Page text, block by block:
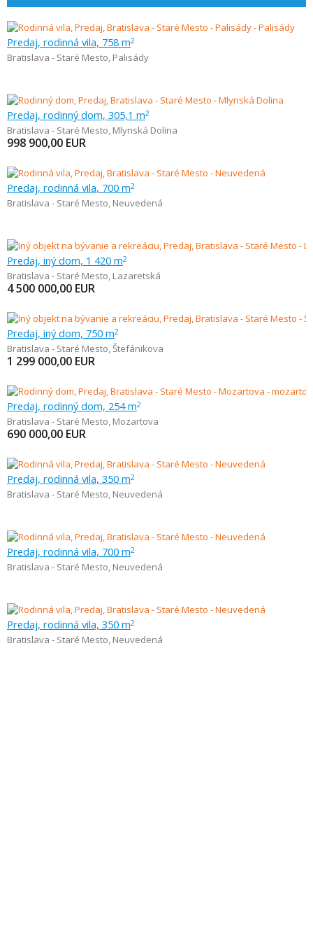
Predaj, rodinná vila, 758 m2
Bratislava - Staré Mesto, Palisády
Predaj, rodinný dom, 305,1 m2
Bratislava - Staré Mesto, Mlynská Dolina
998 900,00 EUR
Predaj, rodinná vila, 700 m2
Bratislava - Staré Mesto, Neuvedená
Predaj, iný dom, 1 420 m2
Bratislava - Staré Mesto, Lazaretská
4 500 000,00 EUR
Predaj, iný dom, 750 m2
Bratislava - Staré Mesto,Štefánikova
1 299 000,00 EUR
Predaj, rodinný dom, 254 m2
Bratislava - Staré Mesto, Mozartova
690 000,00 EUR
Predaj, rodinná vila, 350 m2
Bratislava - Staré Mesto, Neuvedená
Predaj, rodinná vila, 700 m2
Bratislava - Staré Mesto, Neuvedená
Predaj, rodinná vila, 350 m2
Bratislava - Staré Mesto, Neuvedená